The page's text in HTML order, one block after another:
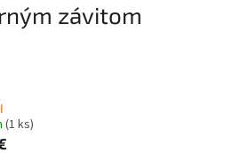
závitom
(1 ks)